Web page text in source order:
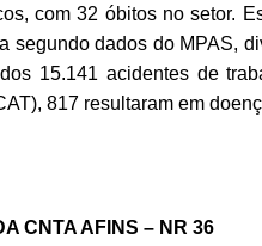
com 32 óbitos no setor.
segundo dados do MPAS,
15.141 acidentes de
817 resultaram em
CNTA AFINS – NR 36